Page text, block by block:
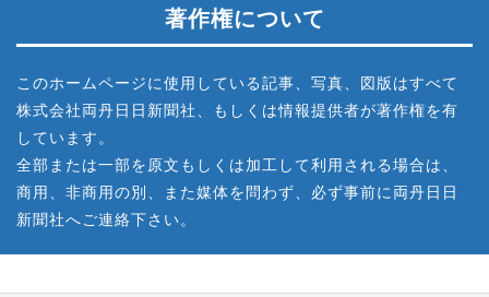
著作権について
このホームページに使用している記事、写真、図版はすべて
株式会社両丹日日新聞社、もしくは情報提供者が著作権を有
しています。
全部または一部を原文もしくは加工して利用される場合は、
商用、非商用の別、また媒体を問わず、必ず事前に両丹日日
新聞社へご連絡下さい。